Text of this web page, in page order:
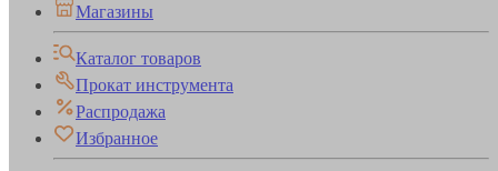
Магазины
Каталог товаров
Прокат инструмента
Распродажа
Избранное